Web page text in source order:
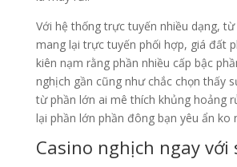
Với hệ thống trực tuyến nhiều dạng,
mang lại trực tuyến phối hợp, giá đất
kiên nạm rằng phần nhiều cấp bậc
nghịch gần cũng như chắc chọn thấy
từ phần lớn ai mê thích khủng hoảng
lại phần lớn phần đông bạn yêu ẩn ko
Casino nghịch ngay với